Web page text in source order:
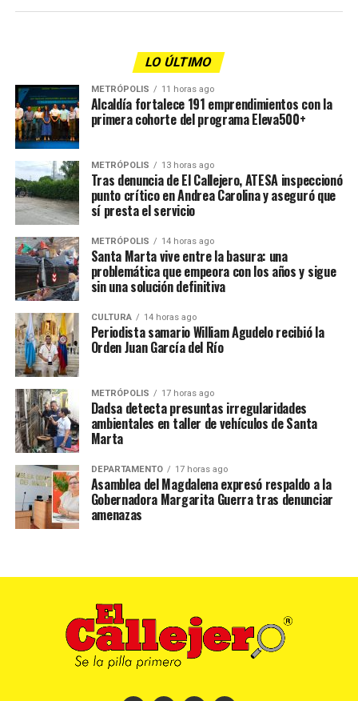
LO ÚLTIMO
METRÓPOLIS 11 horas ago
Alcaldía fortalece 191 emprendimientos con la
primera cohorte del programa Eleva500+
METRÓPOLIS 13 horas ago
Tras denuncia de El Callejero, ATESA inspeccionó
punto crítico en Andrea Carolina y aseguró que
sí presta el servicio
METRÓPOLIS 14 horas ago
Santa Marta vive entre la basura: una
problemática que empeora con los años y sigue
sin una solución definitiva
CULTURA 14 horas ago
Periodista samario William Agudelo recibió la
Orden Juan García del Río
METRÓPOLIS 17 horas ago
Dadsa detecta presuntas irregularidades
ambientales en taller de vehículos de Santa
Marta
DEPARTAMENTO 17 horas ago
Asamblea del Magdalena expresó respaldo a la
Gobernadora Margarita Guerra tras denunciar
amenazas